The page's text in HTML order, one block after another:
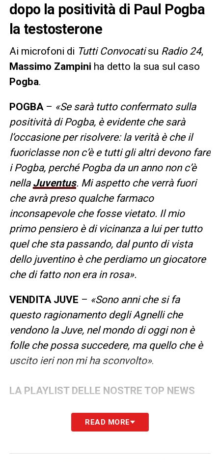
dopo la positività di Paul Pogba
la testosterone
Ai microfoni di Tutti Convocatisu Radio 24,
Massimo Zampini ha detto la sua sul caso
Pogba.
POGBA – «Se sarà tutto confermato sulla
positività di Pogba, è evidente che sarà
l’occasione per risolvere: la verità è che il
fuoriclasse non c’è e tutti gli altri devono fare
i Pogba, perché Pogba da un anno non c’è
nella Juventus. Mi aspetto che verrà fuori
che avrà preso qualche farmaco
inconsapevole che fosse vietato. Il mio
primo pensiero è di vicinanza a lui per tutto
quel che sta passando, dal punto di vista
dello juventino è che perdiamo un giocatore
che di fatto non era in rosa».
VENDITA JUVE – «Sono anni che si fa
questo ragionamento degli Agnelli che
vendono la Juve, nel mondo di oggi non è
folle che possa succedere, ma quello che è
uscito ieri non mi ha sconvolto».
LA PLAYLIST DELLE NOSTRE TOP NEWS
READ MORE